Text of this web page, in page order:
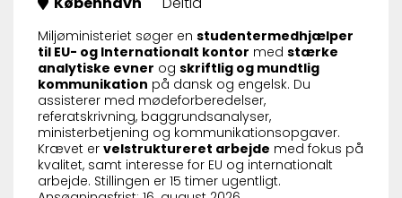
Miljøministeriet søger en studentermedhjælper
til EU- og Internationalt kontor med stærke
analytiske evner og skriftlig og mundtlig
kommunikation på dansk og engelsk. Du
assisterer med mødeforberedelser,
referatskrivning, baggrundsanalyser,
ministerbetjening og kommunikationsopgaver.
Krævet er velstruktureret arbejde med fokus på
kvalitet, samt interesse for EU og internationalt
arbejde. Stillingen er 15 timer ugentligt.